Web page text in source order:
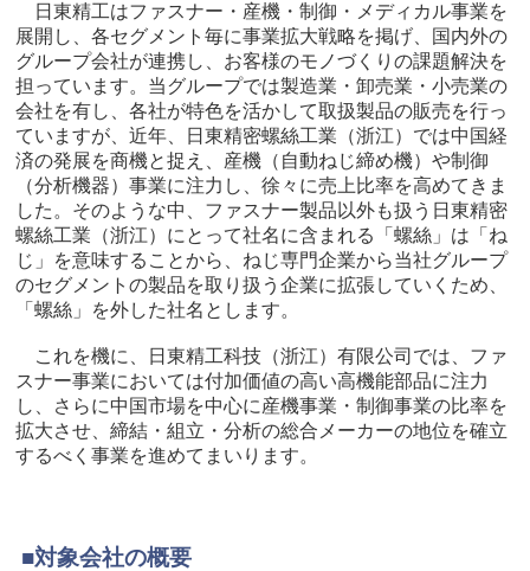
日東精工はファスナー・産機・制御・メディカル事業を
展開し、各セグメント毎に事業拡大戦略を掲げ、国内外の
グループ会社が連携し、お客様のモノづくりの課題解決を
担っています。当グループでは製造業・卸売業・小売業の
会社を有し、各社が特色を活かして取扱製品の販売を行っ
ていますが、近年、日東精密螺絲工業（浙江）では中国経
済の発展を商機と捉え、産機（自動ねじ締め機）や制御
（分析機器）事業に注力し、徐々に売上比率を高めてきま
した。そのような中、ファスナー製品以外も扱う日東精密
螺絲工業（浙江）にとって社名に含まれる「螺絲」は「ね
じ」を意味することから、ねじ専門企業から当社グループ
のセグメントの製品を取り扱う企業に拡張していくため、
「螺絲」を外した社名とします。
これを機に、日東精工科技（浙江）有限公司では、ファ
スナー事業においては付加価値の高い高機能部品に注力
し、さらに中国市場を中心に産機事業・制御事業の比率を
拡大させ、締結・組立・分析の総合メーカーの地位を確立
するべく事業を進めてまいります。
■対象会社の概要